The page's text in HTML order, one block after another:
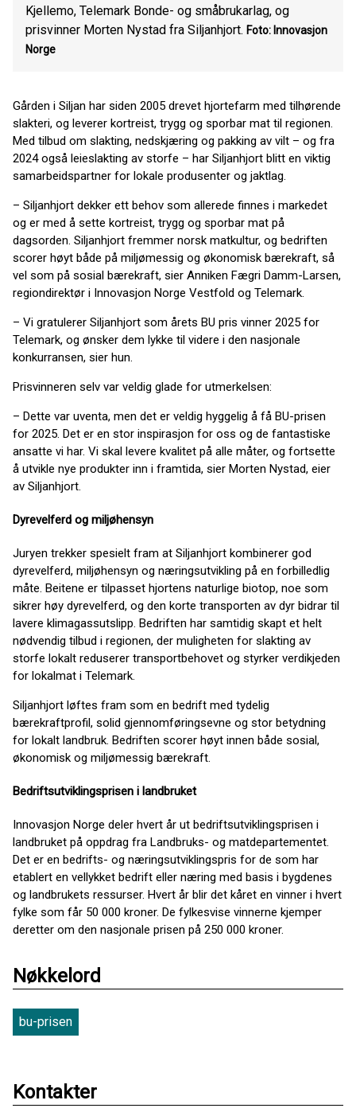
Kjellemo, Telemark Bonde- og småbrukarlag, og
prisvinner Morten Nystad fra Siljanhjort. Foto: Innovasjon
Norge
Gården i Siljan har siden 2005 drevet hjortefarm med tilhørende
slakteri, og leverer kortreist, trygg og sporbar mat til regionen.
Med tilbud om slakting, nedskjæring og pakking av vilt – og fra
2024 også leieslakting av storfe – har Siljanhjort blitt en viktig
samarbeidspartner for lokale produsenter og jaktlag.
– Siljanhjort dekker ett behov som allerede finnes i markedet
og er med å sette kortreist, trygg og sporbar mat på
dagsorden. Siljanhjort fremmer norsk matkultur, og bedriften
scorer høyt både på miljømessig og økonomisk bærekraft, så
vel som på sosial bærekraft, sier Anniken Fægri Damm-Larsen,
regiondirektør i Innovasjon Norge Vestfold og Telemark.
– Vi gratulerer Siljanhjort som årets BU pris vinner 2025 for
Telemark, og ønsker dem lykke til videre i den nasjonale
konkurransen, sier hun.
Prisvinneren selv var veldig glade for utmerkelsen:
– Dette var uventa, men det er veldig hyggelig å få BU-prisen
for 2025. Det er en stor inspirasjon for oss og de fantastiske
ansatte vi har. Vi skal levere kvalitet på alle måter, og fortsette
å utvikle nye produkter inn i framtida, sier Morten Nystad, eier
av Siljanhjort.
Dyrevelferd og miljøhensyn
Juryen trekker spesielt fram at Siljanhjort kombinerer god
dyrevelferd, miljøhensyn og næringsutvikling på en forbilledlig
måte. Beitene er tilpasset hjortens naturlige biotop, noe som
sikrer høy dyrevelferd, og den korte transporten av dyr bidrar til
lavere klimagassutslipp. Bedriften har samtidig skapt et helt
nødvendig tilbud i regionen, der muligheten for slakting av
storfe lokalt reduserer transportbehovet og styrker verdikjeden
for lokalmat i Telemark.
Siljanhjort løftes fram som en bedrift med tydelig
bærekraftprofil, solid gjennomføringsevne og stor betydning
for lokalt landbruk. Bedriften scorer høyt innen både sosial,
økonomisk og miljømessig bærekraft.
Bedriftsutviklingsprisen i landbruket
Innovasjon Norge deler hvert år ut bedriftsutviklingsprisen i
landbruket på oppdrag fra Landbruks- og matdepartementet.
Det er en bedrifts- og næringsutviklingspris for de som har
etablert en vellykket bedrift eller næring med basis i bygdenes
og landbrukets ressurser. Hvert år blir det kåret en vinner i hvert
fylke som får 50 000 kroner. De fylkesvise vinnerne kjemper
deretter om den nasjonale prisen på 250 000 kroner.
Nøkkelord
bu-prisen
Kontakter